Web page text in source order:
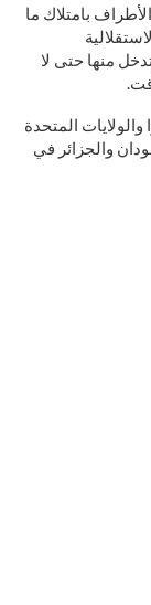
بامتلاك ما
منها حتى لا
المتحدة
والسودان والجزائر في